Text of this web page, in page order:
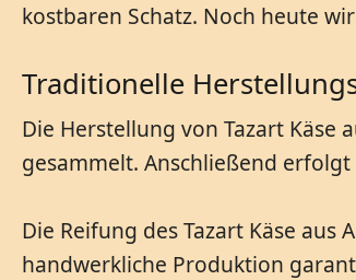
kostbaren Schatz. Noch heute
Traditionelle
Die Herstellung von Tazart
gesammelt. Anschließend
Die Reifung des Tazart Käse
handwerkliche Produktion